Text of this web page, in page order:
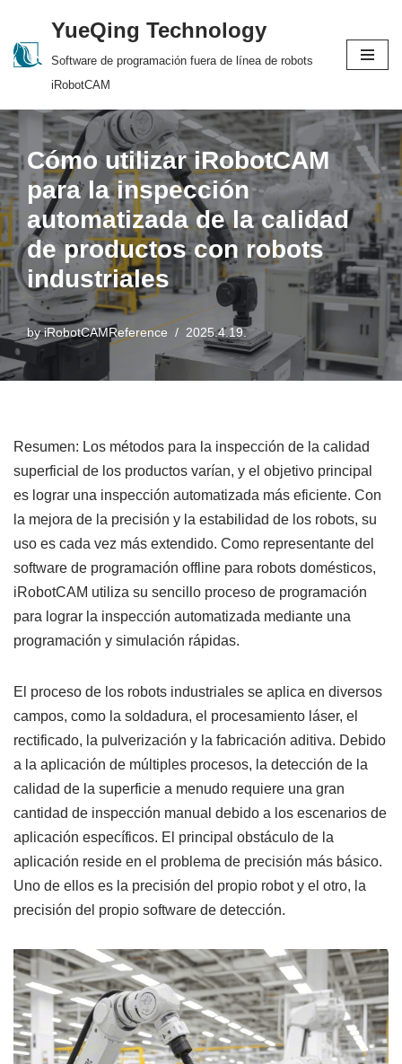
Skip
YueQing Technology
Software de programación fuera de línea de robots
iRobotCAM
Cómo utilizar iRobotCAM
para la inspección
automatizada de la calidad
de productos con robots
industriales
byiRobotCAMReference 2025.4.19.
Resumen: Los métodos para la inspección de la calidad
superficial de los productos varían, y el objetivo principal
es lograr una inspección automatizada más eficiente. Con
la mejora de la precisión y la estabilidad de los robots, su
uso es cada vez más extendido. Como representante del
software de programación offline para robots domésticos,
iRobotCAM utiliza su sencillo proceso de programación
para lograr la inspección automatizada mediante una
programación y simulación rápidas.
El proceso de los robots industriales se aplica en diversos
campos, como la soldadura, el procesamiento láser, el
rectificado, la pulverización y la fabricación aditiva. Debido
a la aplicación de múltiples procesos, la detección de la
calidad de la superficie a menudo requiere una gran
cantidad de inspección manual debido a los escenarios de
aplicación específicos. El principal obstáculo de la
aplicación reside en el problema de precisión más básico.
Uno de ellos es la precisión del propio robot y el otro, la
precisión del propio software de detección.